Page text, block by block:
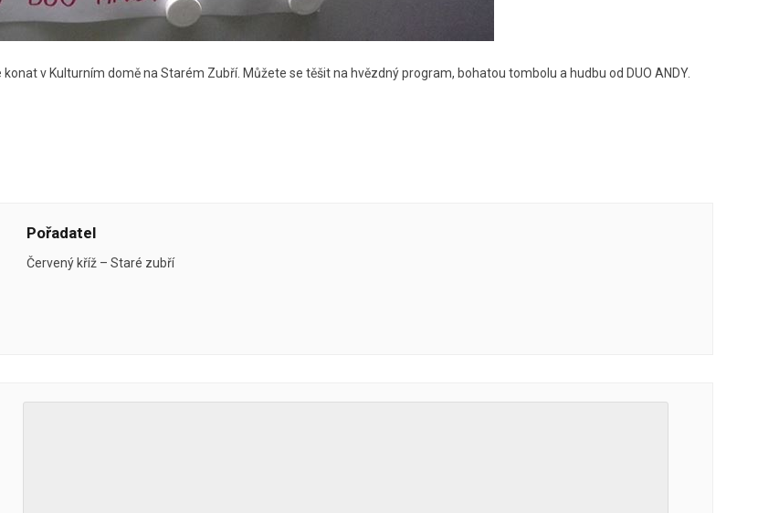
v Kulturním domě na Starém Zubří. Můžete se těšit na hvězdný program, bohatou tombolu a hudbu od DUO ANDY.
Pořadatel
Červený kříž – Staré zubří